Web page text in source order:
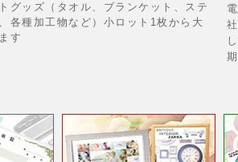
グッズ（タオル、ブランケット、ステ
各種加工物など）小ロット1枚から大
す